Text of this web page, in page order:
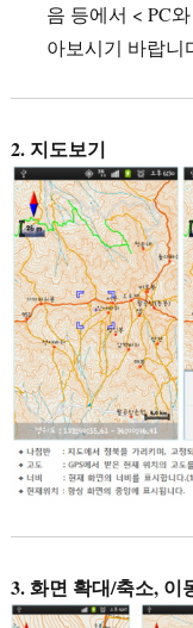
음 등에서 < PC
아보시기 바랍니
2. 지도보기
3. 화면 확대/축소, 이